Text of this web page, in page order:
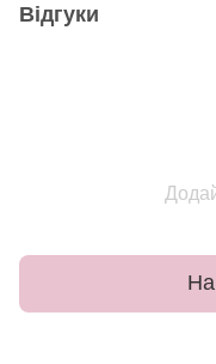
Відгуки